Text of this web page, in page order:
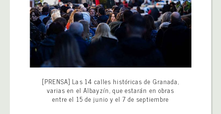
[PRENSA] Las 14 calles históricas de Granada,
varias en el Albayzín, que estarán en obras
entre el 15 de junio y el 7 de septiembre